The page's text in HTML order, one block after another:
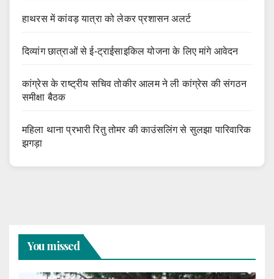
हाथरस में कांवड़ यात्रा को लेकर प्रशासन अलर्ट
दिव्यांग छात्राओं से ई-ट्राईसाइकिल योजना के लिए मांगे आवेदन
कांग्रेस के राष्ट्रीय सचिव तोकीर आलम ने ली कांग्रेस की संगठन
समीक्षा बैठक
महिला थाना प्रभारी रितु तोमर की काउंसलिंग से सुलझा पारिवारिक
झगड़ा
You missed